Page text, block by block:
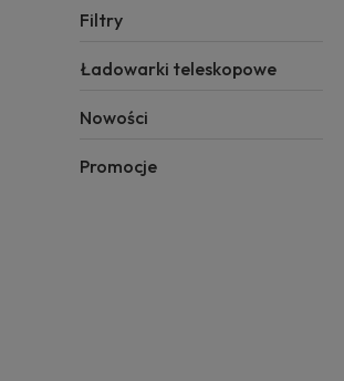
Filtry
Ładowarki teleskopowe
Nowości
Promocje